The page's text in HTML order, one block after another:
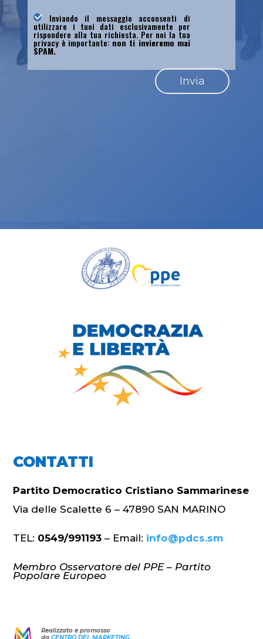
Inviando il messaggio acconsenti di
utilizzare i tuoi dati esclusivamente per
rispondere alla tua richiesta. Per noi la tua
privacy è importante: non ti invieremo mai
SPAM.
CONTATTI
Partito Democratico Cristiano Sammarinese
Via delle Scalette 6 – 47890 SAN MARINO
TEL: 0549/991193 – Email: info@pdcs.sm
Membro Osservatore del PPE – Partito
Popolare Europeo
Realizzato e promosso